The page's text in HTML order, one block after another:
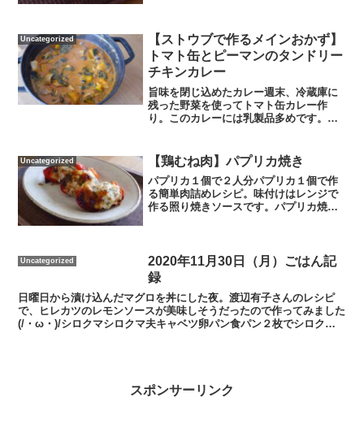
へ。豚ひき肉を塩コショ...
Uncategorized
【ストウブで作るメインおかず】
トマト缶とピーマンのタンドリー
チキンカレー
旨味を閉じ込めたカレー週末、冷蔵庫に
残った野菜を使ってトマト缶カレー作
り。このカレーには乳製品多めです。タ
小さじ2・ヨーグルト大さじ4・トマトケ
チャップ大さじ4・砂糖小...
Uncategorized 【鶏むね肉】パプリカ焼き
パプリカ１個で２人分パプリカ１個で作
る簡単肉詰めレシピ。味付けはレンジで
作る照り焼きソースです。パプリカ焼き
さじ２、砂糖大さじ...
Uncategorized
2020年11月30日（月）ごはん記
録
日曜日から漬け込んだマグロを丼にした夜。渡辺有子さんのレシピ
で、ヒレカツのレモンソースが美味しそうだったので作ってみました
(/・ω・)/シロクマシロクマ夫キャベツ卵パン食パン２枚でシロクマ
スポンサーリンク